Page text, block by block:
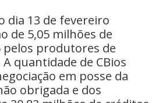
dia 13 de fevereiro
de 5,05 milhões de
pelos produtores de
quantidade de CBios
em posse da
obrigada e dos